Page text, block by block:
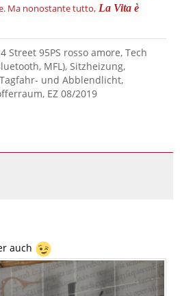
Ma nonostante tutto, La Vita è
Street 95PS rosso amore, Tech
MFL), Sitzheizung,
und Abblendlicht,
EZ 08/2019
auch